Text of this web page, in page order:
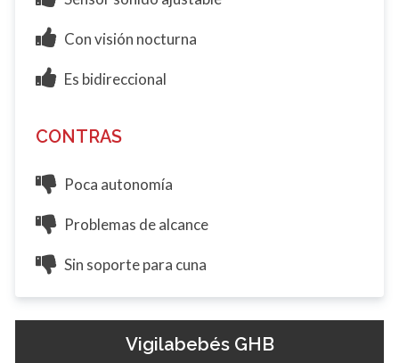
Con visión nocturna
Es bidireccional
CONTRAS
Poca autonomía
Problemas de alcance
Sin soporte para cuna
Vigilabebés GHB